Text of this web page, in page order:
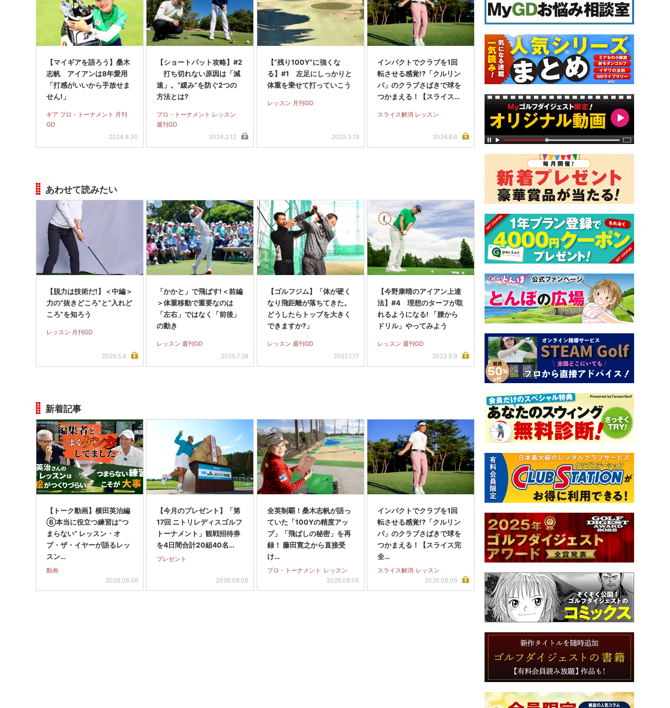
【マイギアを語ろう】桑木
志帆 アイアンは8年愛用
「打感がいいから手放せま
せん!」
ギア プロ・トーナメント 月刊
GD
2024.8.30
【ショートパット攻略】#2
打ち切れない原因は「減
速」。“緩み”を防ぐ2つの
方法とは?
プロ・トーナメント レッスン
週刊GD
2024.2.12
【“残り100Y”に強くな
る】#1 左足にしっかりと
体重を乗せて打っていこう
レッスン 月刊GD
2025.3.19
インパクトでクラブを1回
転させる感覚!?「クルリン
パ」のクラブさばきで球を
つかまえる！【スライス完
スライス解消 レッスン
2026.8.6
あわせて読みたい
【脱力は技術だ!】＜中編＞
力の“抜きどころ”と“入れど
ころ”を知ろう
レッスン 月刊GD
2026.5.8
「かかと」で飛ばす!＜前編
＞体重移動で重要なのは
「左右」ではなく「前後」
の動き
レッスン 週刊GD
2025.7.28
【ゴルフジム】「体が硬く
なり飛距離が落ちてきた。
どうしたらトップを大きく
できますか?」
レッスン 週刊GD
2022.1.17
【今野康晴のアイアン上達
法】#4 理想のターフが取
れるようになる! 「腰から
ドリル」やってみよう
レッスン 週刊GD
2023.6.9
新着記事
【トーク動画】横田英治編
⑥本当に役立つ練習は“つ
まらない” レッスン・オ
ブ・ザ・イヤーが語るレッ
スン…
動画
2026.08.06
【今月のプレゼント】「第
17回 ニトリレディスゴルフ
トーナメント」観戦招待券
を4日間合計20組40名…
プレゼント
2026.08.06
全英制覇！桑木志帆が語っ
ていた「100Yの精度アッ
プ」「飛ばしの秘密」を再
録！ 藤田寛之から直接受
け…
プロ・トーナメント レッスン
2026.08.06
インパクトでクラブを1回
転させる感覚!?「クルリン
パ」のクラブさばきで球を
つかまえる！【スライス完
全…
スライス解消 レッスン
2026.08.06